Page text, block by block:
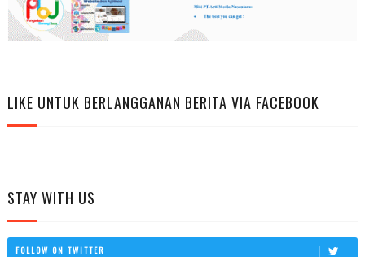
LIKE UNTUK BERLANGGANAN BERITA VIA FACEBOOK
STAY WITH US
FOLLOW ON TWITTER